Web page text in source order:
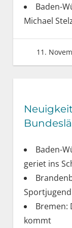
Baden-
Michael
11.
Baden-
geriet ins
Sportjugend
Bremen:
kommt